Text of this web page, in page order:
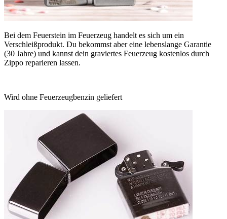
Bei dem Feuerstein im Feuerzeug handelt es sich um ein
Verschleißprodukt. Du bekommst aber eine lebenslange Garantie
(30 Jahre) und kannst dein graviertes Feuerzeug kostenlos durch
Zippo reparieren lassen.
Wird ohne Feuerzeugbenzin geliefert